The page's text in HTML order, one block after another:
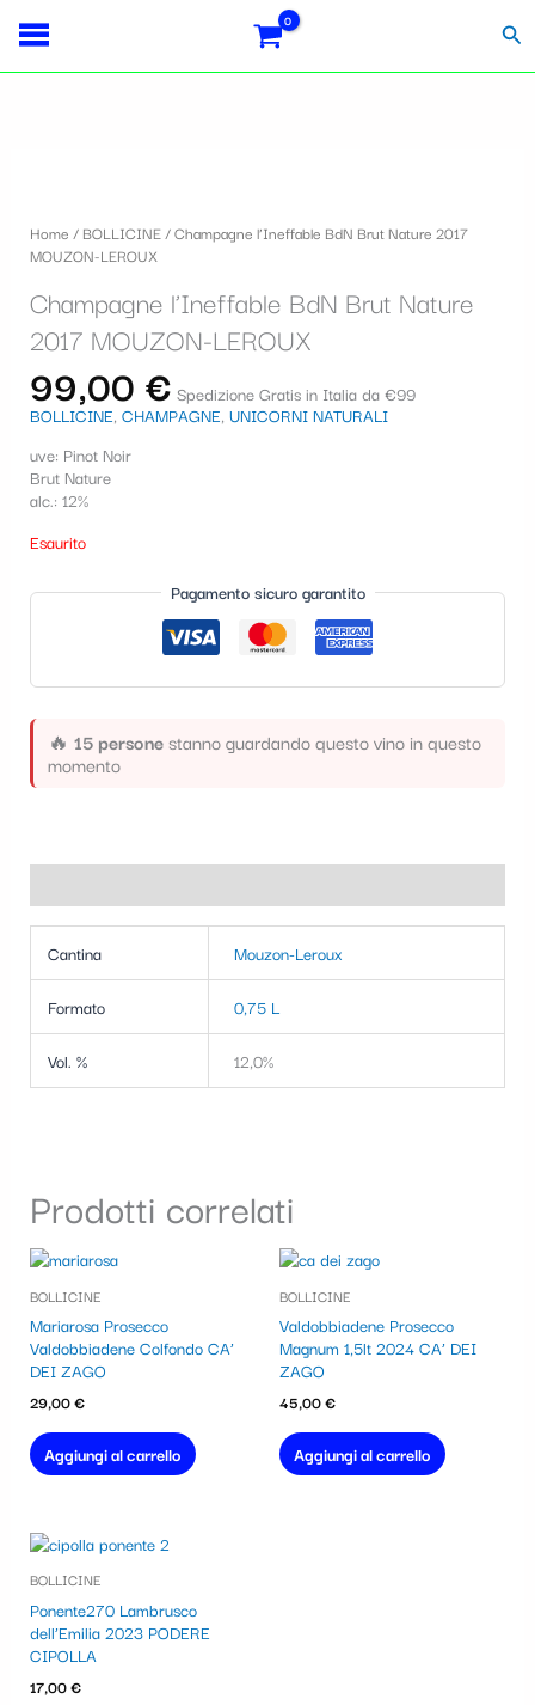
contenuto
Home / BOLLICINE/ Champagne l’Ineffable BdN Brut Nature 2017
MOUZON-LEROUX
Champagne l’Ineffable BdN Brut Nature
2017 MOUZON-LEROUX
99,00 € Spedizione Gratis in Italia da €99
BOLLICINE, CHAMPAGNE, UNICORNI NATURALI
uve: Pinot Noir
Brut Nature
alc.: 12%
Esaurito
Pagamento sicuro garantito
🔥 15 personestanno guardando questo vino in questo
momento
Cantina Mouzon-Leroux
Formato 0,75 L
Vol. % 12,0%
Prodotti correlati
BOLLICINE
Mariarosa Prosecco
Valdobbiadene Colfondo CA’
DEI ZAGO
29,00€
Aggiungi al carrello
BOLLICINE
Valdobbiadene Prosecco
Magnum 1,5lt 2024 CA’ DEI
ZAGO
45,00€
Aggiungi al carrello
BOLLICINE
Ponente270 Lambrusco
dell’Emilia 2023 PODERE
CIPOLLA
17,00€
S
o
n
c
a
t
e
a